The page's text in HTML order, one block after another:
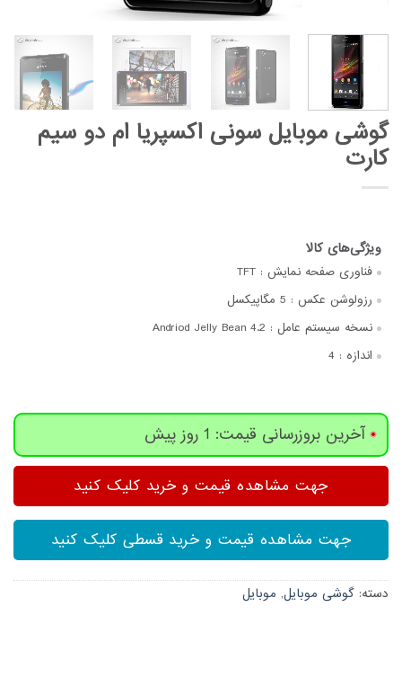
گوشی موبایل سونی اکسپریا ام دو سیم
کارت
فناوری صفحه‌ نمایش : TFT
رزولوشن عکس : 5 مگاپیکسل
نسخه سیستم عامل : Andriod Jelly Bean 4.2
اندازه : 4
آخرین بروزرسانی قیمت: 1 روز پیش
جهت مشاهده قیمت و خرید کلیک کنید
جهت مشاهده قیمت و خرید قسطی کلیک کنید
دسته: گوشی موبایل, موبایل